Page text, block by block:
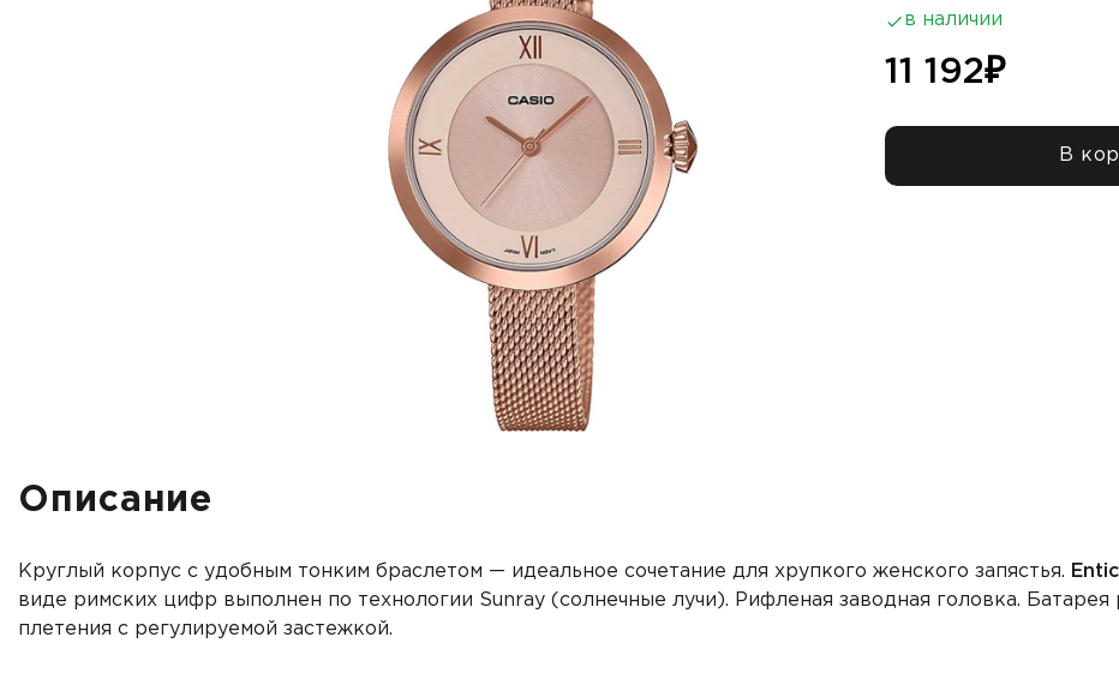
в наличии
11 192₽
В
Описание
Круглый корпус с удобным тонким браслетом — идеальное сочетание для хрупкого женского запястья.
виде римских цифр выполнен по технологии Sunray (солнечные лучи). Рифленая заводная головка. Батарея
плетения с регулируемой застежкой.